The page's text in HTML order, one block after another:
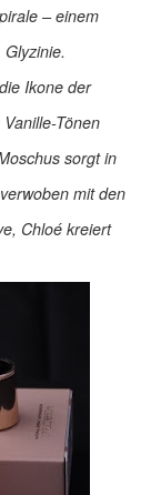
– einem
Ikone der
Tönen
sorgt in
mit den
Chloé kreiert